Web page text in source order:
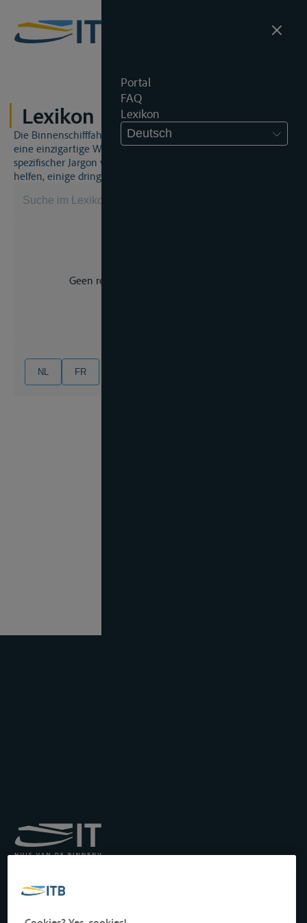
Portal
FAQ
Lexikon
Deutsch
Lexikon
Die Binnenschifffahrt und das Binnenschifffahrtsrecht sind
eine einzigartige Welt. Dies bedeutet, dass häufig ein
spezifischer Jargon verwendet wird. Dieses Lexikon wird Ihnen
helfen, einige dringend benötigte Begriffe zu beherrschen.
Geen resultaat voor uw zoekopdracht.
NL FR
Transport auf der
Drukpersstraat 19